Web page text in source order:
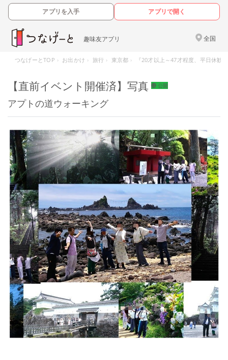
アプリを入手 アプリで開く
趣味友アプリ 全国
つなげーとTOP お出かけ 旅行 東京都 『20才以上～47才程度、平日休
【直前イベント開催済】写真 公開
アプトの道ウォーキング